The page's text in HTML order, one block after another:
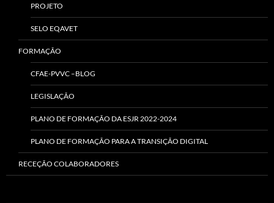
PROJETO
SELO EQAVET
FORMAÇÃO
CFAE-PVVC –BLOG
LEGISLAÇÃO
PLANO DE FORMAÇÃO DA ESJR 2022-2024
PLANO DE FORMAÇÃO PARA A TRANSIÇÃO DIGITAL
RECEÇÃO COLABORADORES